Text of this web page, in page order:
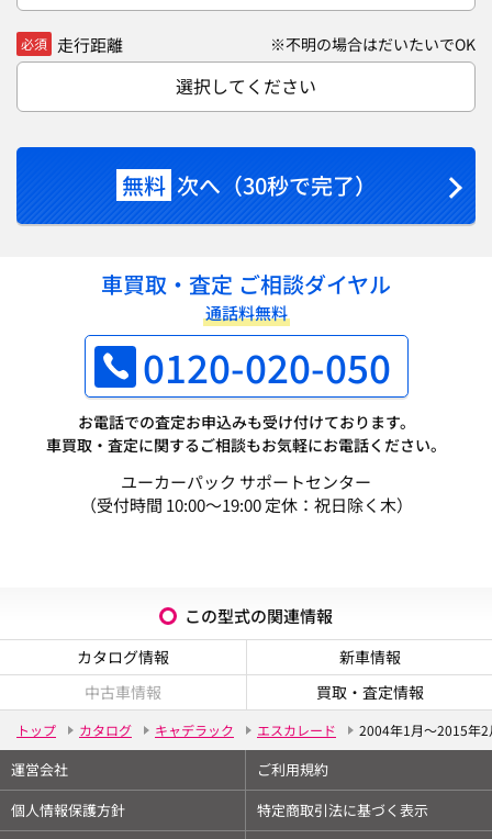
必須 走行距離 ※不明の場合はだいたいでOK
選択してください
無料 次へ（30秒で完了）
車買取・査定 ご相談ダイヤル
通話料無料
0120-020-050
お電話での査定お申込みも受け付けております。
車買取・査定に関するご相談もお気軽にお電話ください。
ユーカーパック サポートセンター
（受付時間 10:00～19:00 定休：祝日除く木）
この型式の関連情報
カタログ情報
新車情報
中古車情報
買取・査定情報
トップ カタログ キャデラック エスカレード 2004年1月～2015年2
運営会社
ご利用規約
個人情報保護方針
特定商取引法に基づく表示